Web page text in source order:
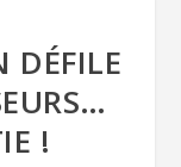
DÉFILE
!